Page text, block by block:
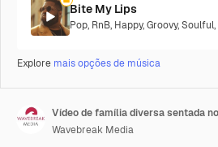
Bite My Lips
Pop, RnB, Happy,Groovy,Soulful,
Explore mais opções de música
Wavebreak Media